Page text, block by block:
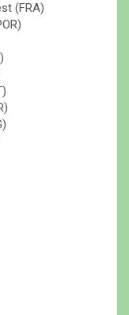
(FRA)